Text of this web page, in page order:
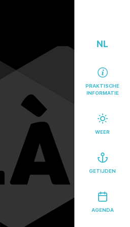
NL
PRAKTISCHE
INFORMATIE
WEER
GETIJDEN
AGENDA